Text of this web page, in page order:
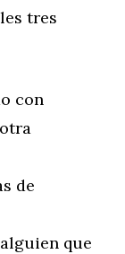
tres
con
de
que